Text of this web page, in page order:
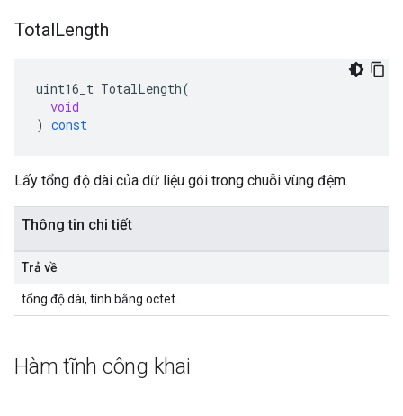
TotalLength
uint16_t TotalLength(
void
) const
Lấy tổng độ dài của dữ liệu gói trong chuỗi vùng đệm.
Thông tin chi tiết
Trả về
tổng độ dài, tính bằng octet.
Hàm tĩnh công khai